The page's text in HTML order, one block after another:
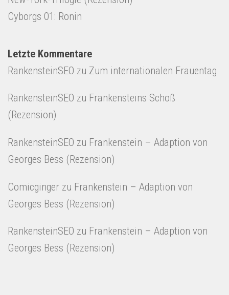
Cyborgs 01: Ronin
Letzte Kommentare
RankensteinSEO zu Zum internationalen Frauentag
RankensteinSEO zu Frankensteins Schoß
(Rezension)
RankensteinSEO zu Frankenstein – Adaption von
Georges Bess (Rezension)
Comicginger zu Frankenstein – Adaption von
Georges Bess (Rezension)
RankensteinSEO zu Frankenstein – Adaption von
Georges Bess (Rezension)